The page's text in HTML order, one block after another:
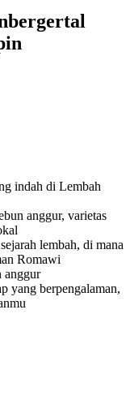
indah di Lembah
anggur, varietas
lembah, di mana
Romawi
anggur
yang berpengalaman,